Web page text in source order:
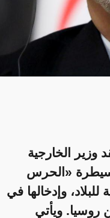
الخارجية
سيطرة «الحرس
وإدخالها في
روسيا. ويأتي